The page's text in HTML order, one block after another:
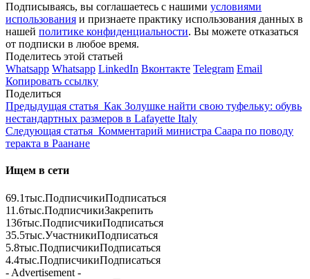
Подписываясь, вы соглашаетесь с нашими условиями
использования и признаете практику использования данных в
нашей политике конфиденциальности. Вы можете отказаться
от подписки в любое время.
Поделитесь этой статьей
Whatsapp Whatsapp LinkedIn Вконтакте Telegram Email
Копировать ссылку
Поделиться
Предыдущая статья Как Золушке найти свою туфельку: обувь
нестандартных размеров в Lafayette Italy
Следующая статья Комментарий министра Саара по поводу
теракта в Раанане
Ищем в сети
69.1тыс.ПодписчикиПодписаться
11.6тыс.ПодписчикиЗакрепить
136тыс.ПодписчикиПодписаться
35.5тыс.УчастникиПодписаться
5.8тыс.ПодписчикиПодписаться
4.4тыс.ПодписчикиПодписаться
- Advertisement -